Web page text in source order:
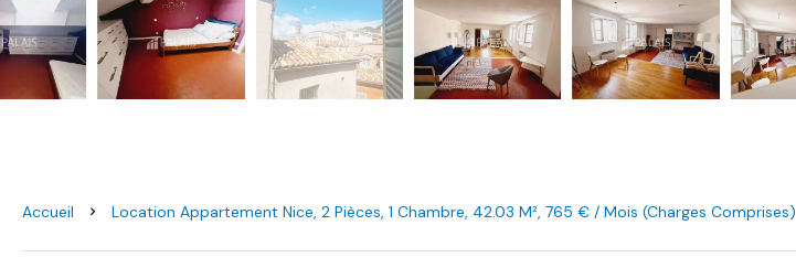
Accueil Location Appartement Nice, 2 Pièces, 1 Chambre, 42.03 M², 765 € / Mois (Charges Comprises)